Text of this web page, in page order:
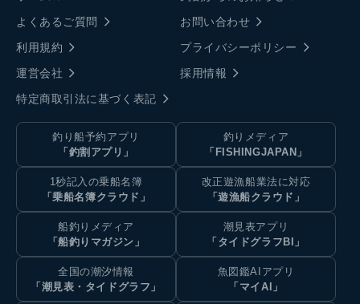
よくあるご質問
お問い合わせ
利用規約
プライバシーポリシー
運営会社
採用情報
特定商取引法に基づく表記
釣り船予約アプリ
「釣割アプリ」
釣りメディア
「FISHINGJAPAN」
1秒記入の乗船名簿
「乗船名簿クラウド」
改正遊漁船業法に対応
「遊漁船クラウド」
船釣りメディア
「船釣りマガジン」
潮見表アプリ
「タイドグラフBI」
全国の潮汐情報
「潮見表・タイドグラフ」
魚図鑑AIアプリ
「マイAI」